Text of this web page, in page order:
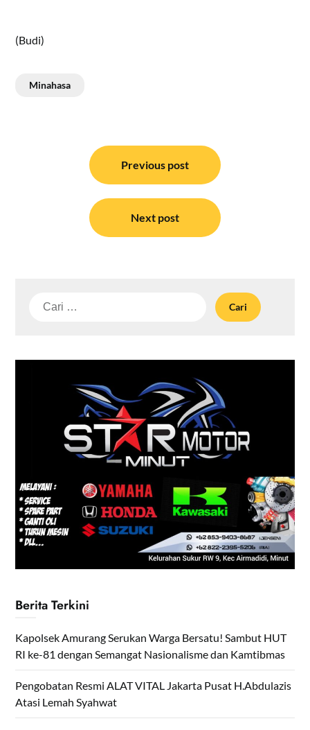
(Budi)
Minahasa
Previous post
Next post
Cari
Berita Terkini
Kapolsek Amurang Serukan Warga Bersatu! Sambut HUT
RI ke-81 dengan Semangat Nasionalisme dan Kamtibmas
Pengobatan Resmi ALAT VITAL Jakarta Pusat H.Abdulazis
Atasi Lemah Syahwat